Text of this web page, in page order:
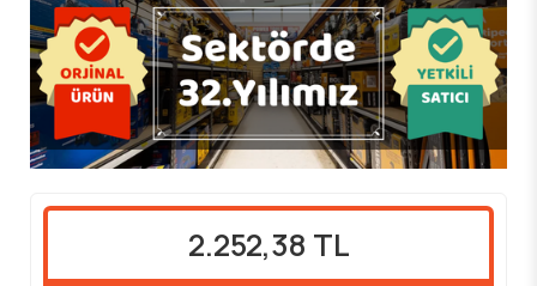
2.252,38 TL